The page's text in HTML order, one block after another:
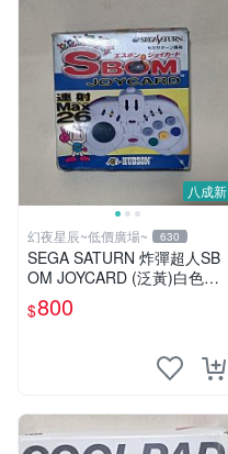
八成新
幻夜星辰~低價廣場~ 630
SEGA SATURN 炸彈超人SB
OM JOYCARD (泛黃)白色手
把(含盒) HC-735 BB0342
$800